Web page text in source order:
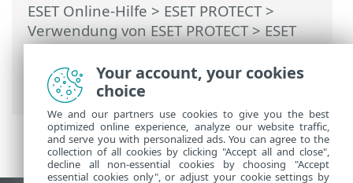
ESET Online-Hilfe > ESET PROTECT>
Verwendung von ESET PROTECT>ESET
PROTECT Hauptmenü>
Benachrichtigungen>Verwalten von
Benachrichtigungen
> Audit-Log
Your account, your cookies
choice
We and our partners use cookies to give you the best
optimized online experience, analyze our website traffic,
and serve you with personalized ads. You can agree to the
collection of all cookies by clicking "Accept all and close",
decline all non-essential cookies by choosing "Accept
essential cookies only", or adjust your cookie settings by